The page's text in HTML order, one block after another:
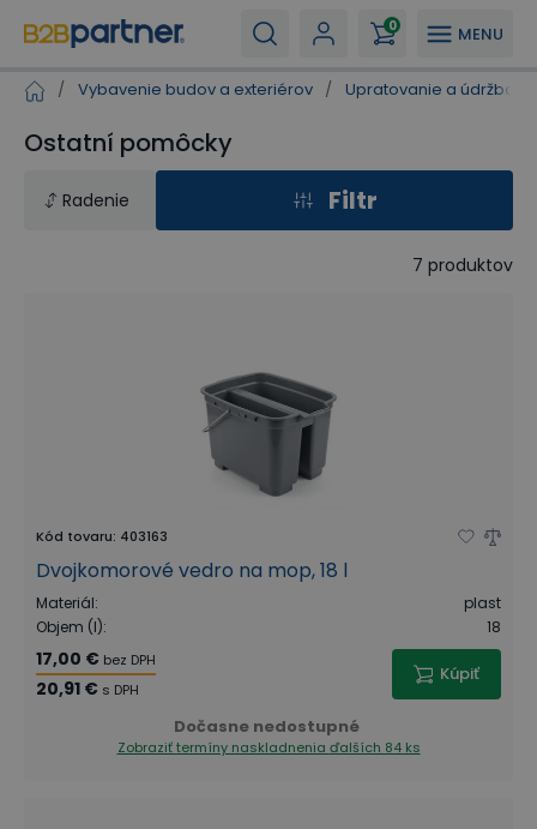
MENU
0
/ Vybavenie budov a exteriérov / Upratovanie a údržba
Ostatní pomôcky
Radenie Filtr
7 produktov
Kód tovaru: 403163
Dvojkomorové vedro na mop, 18 l
Materiál:
plast
Objem (l): 18
17,00 € bez DPH
20,91 € s DPH
Kúpiť
Dočasne nedostupné
Zobraziť termíny naskladnenia ďalších 84 ks